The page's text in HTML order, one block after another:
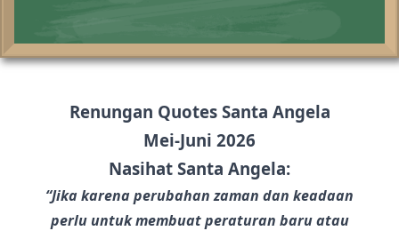
Renungan Quotes Santa Angela
Mei-Juni 2026
Nasihat Santa Angela:
“Jika karena perubahan zaman dan keadaan
perlu untuk membuat peraturan baru atau